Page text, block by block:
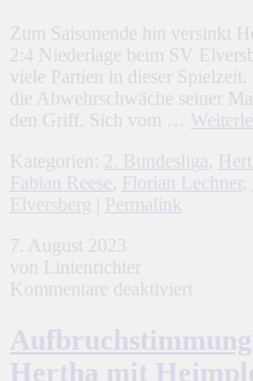
Zum Saisonende hin versinkt
2:4 Niederlage beim SV
viele Partien in dieser
die Abwehrschwäche seiner
den Griff. Sich vom …
Kategorien:
2. Bundesliga
Fabian Reese
Florian Lechner
Elversberg
Permalink
7. August 2023
von Linienrichter
Kommentare deaktiviert
–
Hertha
Hertha mit